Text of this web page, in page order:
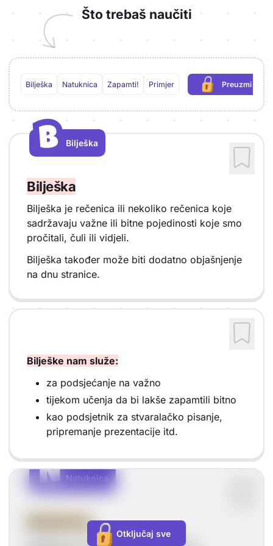
Što trebaš naučiti
Bilješka Natuknica Zapamti! Primjer Preuzmi PDF
(potrebna
B
B
Bilješka
Bilješka
Bilješka je rečenica ili nekoliko rečenica koje
sadržavaju važne ili bitne pojedinosti koje smo
pročitali, čuli ili vidjeli.
Bilješka također može biti dodatno objašnjenje
na dnu stranice.
Bilješke nam služe:
za podsjećanje na važno
tijekom učenja da bi lakše zapamtili bitno
kao podsjetnik za stvaralačko pisanje,
pripremanje prezentacije itd.
N
N Natuknica
Vrsta sadržaja: Natuknica
Natuknica
Otključaj sve